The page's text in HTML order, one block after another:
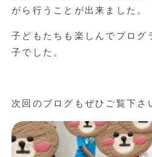
がら行うことが出来ました。
子どもたちも楽しんでプログ
子でした。
次回のブログもぜひご覧下さ